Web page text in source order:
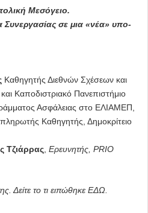
Μεσόγειο.
Συνεργασίας σε μια «νέα» υπο-
Καθηγητής Διεθνών Σχέσεων και
Καποδιστριακό Πανεπιστήμιο
Ασφάλειας στο ΕΛΙΑΜΕΠ,
Καθηγητής, Δημοκρίτειο
Τζιάρρας Ερευνητής, PRIO
Δείτε το τι ειπώθηκε ΕΔΩ.